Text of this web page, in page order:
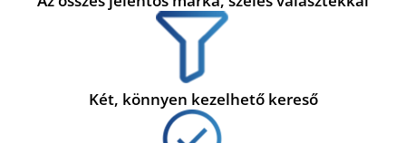
Két, könnyen kezelhető kereső